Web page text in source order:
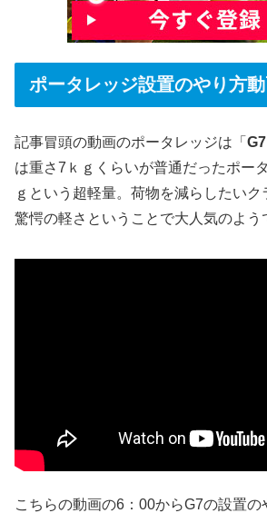
ポータレッジ設置のやり方
記事冒頭の動画のポータレッジは「
は重さ7ｋｇくらいが普通だったポー
ｇという超軽量。荷物を減らしたい
驚愕の軽さということで大人気のよう
こちらの動画の6：00からG7の設置の